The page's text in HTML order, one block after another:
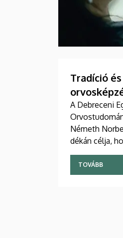
Tradíció
A Debreceni
Németh
dékán célja,
építve tovább
és
feladatként
TOVÁBB